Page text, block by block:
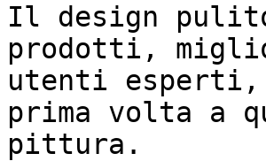
Il design
prodotti,
utenti
prima volta a
pittura.